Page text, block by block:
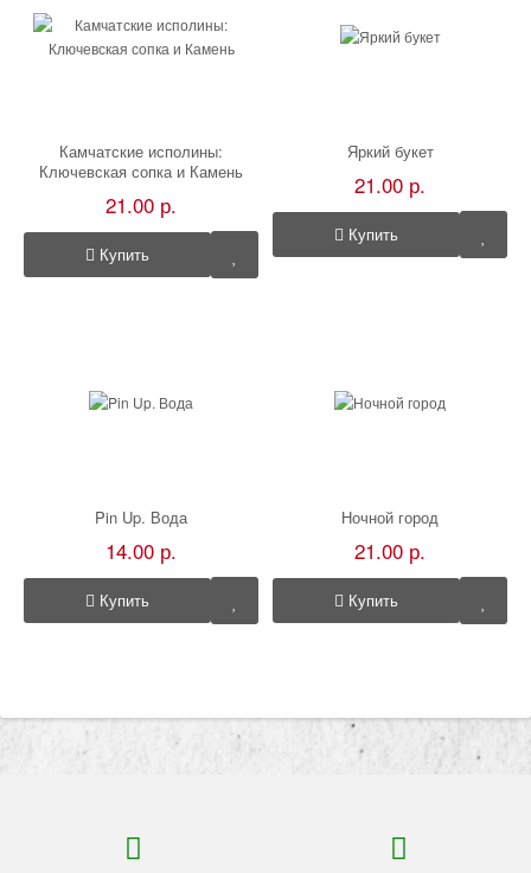
Камчатские исполины:
Ключевская сопка и Камень
21.00 р.
Купить
Яркий букет
21.00 р.
Купить
Pin Up. Вода
14.00 р.
Купить
Ночной город
21.00 р.
Купить